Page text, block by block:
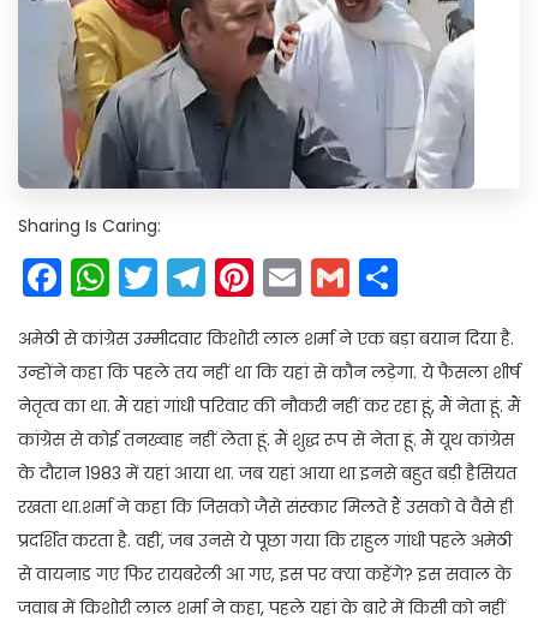
Sharing Is Caring:
Facebook
WhatsApp
Twitter
Telegram
Pinterest
EmailGmail
अमेठी से कांग्रेस उम्मीदवार किशोरी लाल शर्मा ने एक बड़ा बयान दिया है.
उन्होंने कहा कि पहले तय नहीं था कि यहां से कौन लड़ेगा. ये फैसला शीर्ष
नेतृत्व का था. मैं यहां गांधी परिवार की नौकरी नहीं कर रहा हूं, मैं नेता हूं. मैं
कांग्रेस से कोई तनख्वाह नहीं लेता हूं. मैं शुद्ध रूप से नेता हूं. मैं यूथ कांग्रेस
के दौरान 1983 में यहां आया था. जब यहां आया था इनसे बहुत बड़ी हैसियत
रखता था.शर्मा ने कहा कि जिसको जैसे संस्कार मिलते हैं उसको वे वैसे ही
प्रदर्शित करता है. वहीं, जब उनसे ये पूछा गया कि राहुल गांधी पहले अमेठी
से वायनाड गए फिर रायबरेली आ गए, इस पर क्या कहेंगे? इस सवाल के
जवाब में किशोरी लाल शर्मा ने कहा, पहले यहां के बारे में किसी को नहीं